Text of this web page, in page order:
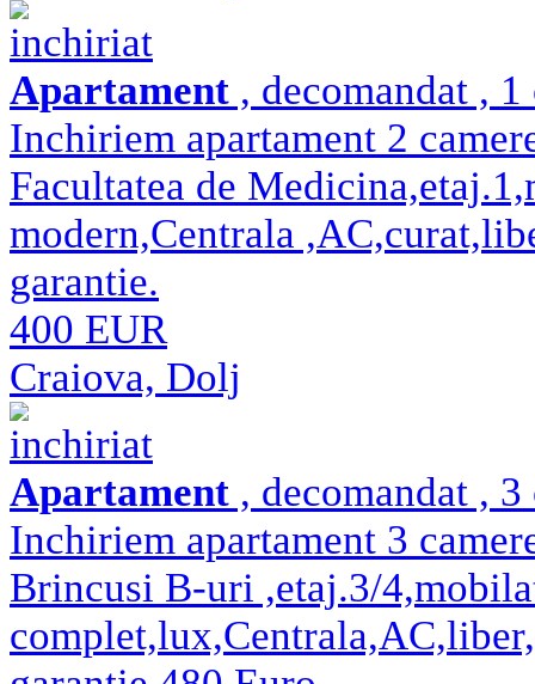
inchiriat
Apartament , decomandat ,
Inchiriem apartament 2
Facultatea de
modern,Centrala
garantie.
400 EUR
Craiova, Dolj
inchiriat
Apartament , decomandat ,
Inchiriem apartament 3
Brincusi B-uri ,etaj.3/